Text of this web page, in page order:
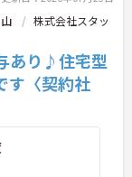
株式会社スタッ
あり♪住宅型
す〈契約社